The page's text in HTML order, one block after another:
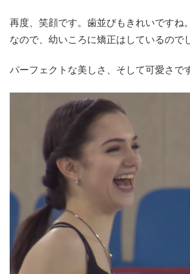
再度、笑顔です。歯並びもきれいですね
なので、幼いころに矯正はしているので
パーフェクトな美しさ、そして可愛さで